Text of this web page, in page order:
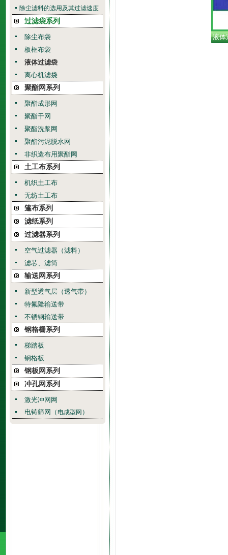
除尘滤料的选用及其过滤速度
过滤袋系列
除尘布袋
板框布袋
液体过滤袋
离心机滤袋
聚酯网系列
聚酯成形网
聚酯干网
聚酯洗浆网
聚酯污泥脱水网
非织造布用聚酯网
土工布系列
机织土工布
无纺土工布
篷布系列
滤纸系列
过滤器系列
空气过滤器（滤料）
滤芯、滤筒
输送网系列
新型透气层（透气带）
特氟隆输送带
不锈钢输送带
钢格栅系列
梯踏板
钢格板
钢板网系列
冲孔网系列
激光冲网网
电铸筛网（电成型网 ）
液体